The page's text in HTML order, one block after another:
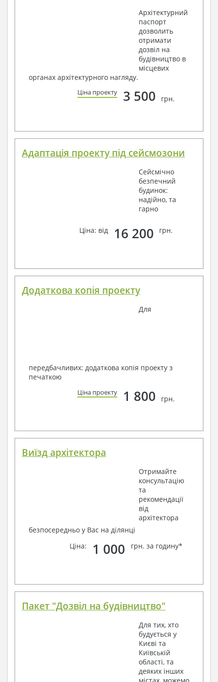
Архітектурний
паспорт
дозволить
отримати
дозвіл на
будівництво в
місцевих
органах архітектурного нагляду.
Ціна проекту 3 500 грн.
Адаптація проекту під сейсмозони
Сейсмічно
безпечний
будинок:
надійно, та
гарно
Ціна: від 16 200 грн.
Додаткова копія проекту
Для
передбачливих: додаткова копія проекту з
печаткою
Ціна проекту 1 800 грн.
Виїзд архітектора
Отримайте
консультацію
та
рекомендації
від
архітектора
безпосередньо у Вас на ділянці
Ціна:
1 000 грн. за годину*
Пакет "Дозвіл на будівництво"
Для тих, хто
будується у
Києві та
Київській
області, та
деяких інших